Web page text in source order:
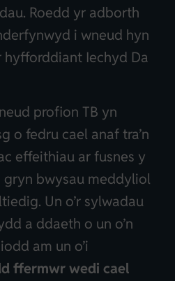
Roedd yr adborth
i wneud hyn
hyfforddiant Iechyd Da
profion TB yn
o fedru cael anaf tra’n
effeithiau ar fusnes y
bwysau meddyliol
Un o’r sylwadau
a ddaeth o un o’n
am un o’i
ffermwr wedi cael